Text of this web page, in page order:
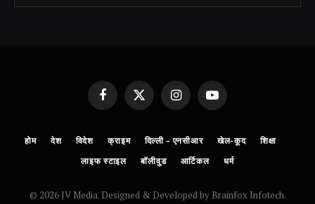
FacebookX
(Twitter)
InstagramYouTube
होम देश विदेश क्राइम दिल्ली – एनसीआर खेल-कूद शिक्षा
लाइफ स्टाइल बॉलीवुड आर्टिकल धर्म
© 2026 JV Media. Designed & Developed by Brainfox Infotech.